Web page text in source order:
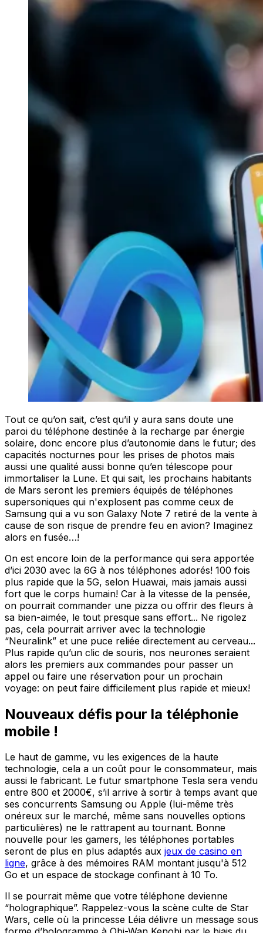
Tout ce qu’on sait, c’est qu’il y aura sans doute une
paroi du téléphone destinée à la recharge par énergie
solaire, donc encore plus d’autonomie dans le futur; des
capacités nocturnes pour les prises de photos mais
aussi une qualité aussi bonne qu’en télescope pour
immortaliser la Lune. Et qui sait, les prochains habitants
de Mars seront les premiers équipés de téléphones
supersoniques qui n'explosent pas comme ceux de
Samsung qui a vu son Galaxy Note 7 retiré de la vente à
cause de son risque de prendre feu en avion? Imaginez
alors en fusée…!
On est encore loin de la performance qui sera apportée
d’ici 2030 avec la 6G à nos téléphones adorés! 100 fois
plus rapide que la 5G, selon Huawai, mais jamais aussi
fort que le corps humain! Car à la vitesse de la pensée,
on pourrait commander une pizza ou offrir des fleurs à
sa bien-aimée, le tout presque sans effort... Ne rigolez
pas, cela pourrait arriver avec la technologie
“Neuralink” et une puce reliée directement au cerveau...
Plus rapide qu’un clic de souris, nos neurones seraient
alors les premiers aux commandes pour passer un
appel ou faire une réservation pour un prochain
voyage: on peut faire difficilement plus rapide et mieux!
Nouveaux défis pour la téléphonie
mobile !
Le haut de gamme, vu les exigences de la haute
technologie, cela a un coût pour le consommateur, mais
aussi le fabricant. Le futur smartphone Tesla sera vendu
entre 800 et 2000€, s’il arrive à sortir à temps avant que
ses concurrents Samsung ou Apple (lui-même très
onéreux sur le marché, même sans nouvelles options
particulières) ne le rattrapent au tournant. Bonne
nouvelle pour les gamers, les téléphones portables
seront de plus en plus adaptés aux jeux de casino en
ligne, grâce à des mémoires RAM montant jusqu'à 512
Go et un espace de stockage confinant à 10 To.
Il se pourrait même que votre téléphone devienne
“holographique”. Rappelez-vous la scène culte de Star
Wars, celle où la princesse Léia délivre un message sous